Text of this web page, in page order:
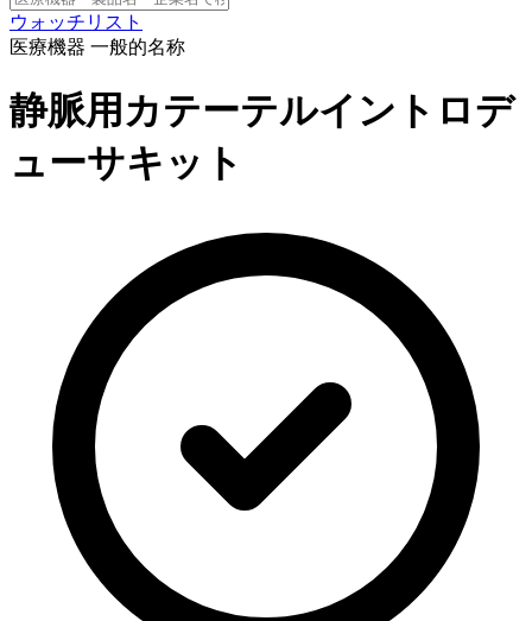
ウォッチリスト
医療機器 一般的名称
静脈用カテーテルイントロデ
ューサキット